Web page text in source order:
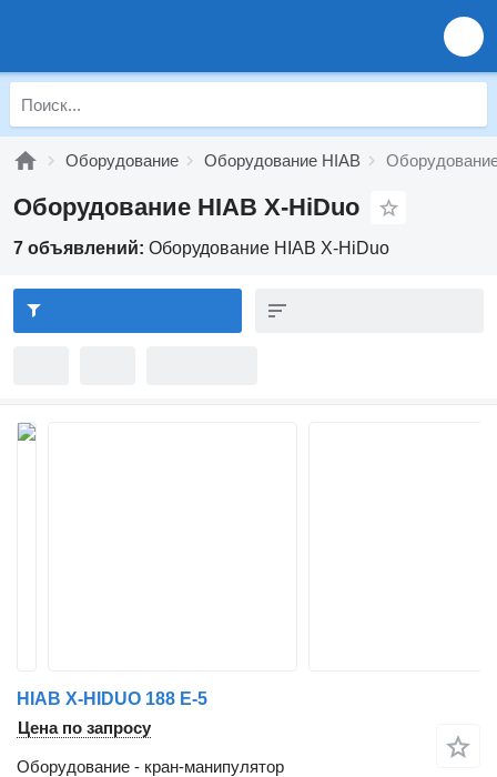
Оборудование Оборудование HIAB
Оборудование HIAB X-HiDuo
7 объявлений: Оборудование HIAB X-HiDuo
HIAB X-HIDUO 188 E-5
Цена по запросу
Оборудование - кран-манипулятор